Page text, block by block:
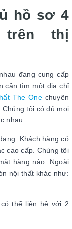
hồ sơ 4
trên thị
đang cung cấp
cần tìm một địa chỉ
The Onechuyên
tôi có đủ mọi
nhau.
Khách hàng có
cao cấp. Chúng tôi
hàng nào. Ngoài
nội thất khác như:
thể liên hệ với 2